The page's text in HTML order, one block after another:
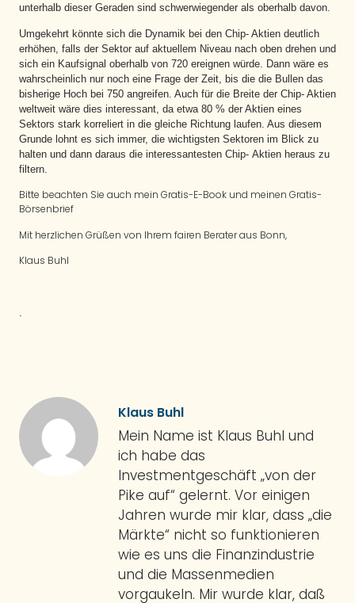
unterhalb dieser Geraden sind schwerwiegender als oberhalb davon.
Umgekehrt könnte sich die Dynamik bei den Chip- Aktien deutlich
erhöhen, falls der Sektor auf aktuellem Niveau nach oben drehen und
sich ein Kaufsignal oberhalb von 720 ereignen würde. Dann wäre es
wahrscheinlich nur noch eine Frage der Zeit, bis die die Bullen das
bisherige Hoch bei 750 angreifen. Auch für die Breite der Chip- Aktien
weltweit wäre dies interessant, da etwa 80 % der Aktien eines
Sektors stark korreliert in die gleiche Richtung laufen. Aus diesem
Grunde lohnt es sich immer, die wichtigsten Sektoren im Blick zu
halten und dann daraus die interessantesten Chip- Aktien heraus zu
filtern.
Bitte beachten Sie auch mein Gratis-E-Book und meinen Gratis-
Börsenbrief
Mit herzlichen Grüßen von Ihrem fairen Berater aus Bonn,
Klaus Buhl
Klaus Buhl
Mein Name ist Klaus Buhl und
ich habe das
Investmentgeschäft „von der
Pike auf“ gelernt. Vor einigen
Jahren wurde mir klar, dass „die
Märkte“ nicht so funktionieren
wie es uns die Finanzindustrie
und die Massenmedien
vorgaukeln. Mir wurde klar, daß